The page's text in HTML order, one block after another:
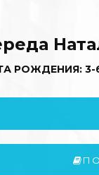
РОЖДЕНИЯ: 3-